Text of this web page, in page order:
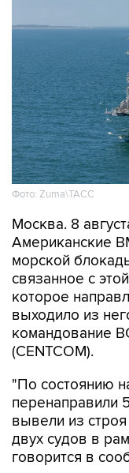
Фото: Zuma\ТАСС
Москва. 8
Американские
морской
связанное с
которое
выходило из
командование
(CENTCOM).
"По состоянию
перенаправили
вывели из
двух судов в
говорится в